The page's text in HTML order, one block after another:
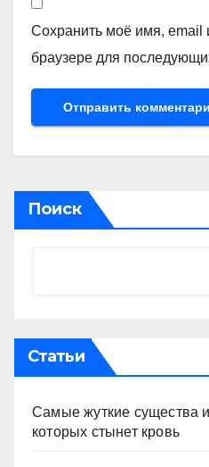
Сохранить моё имя, email
браузере для
Поиск
Статьи
Самые жуткие существа
которых стынет кровь